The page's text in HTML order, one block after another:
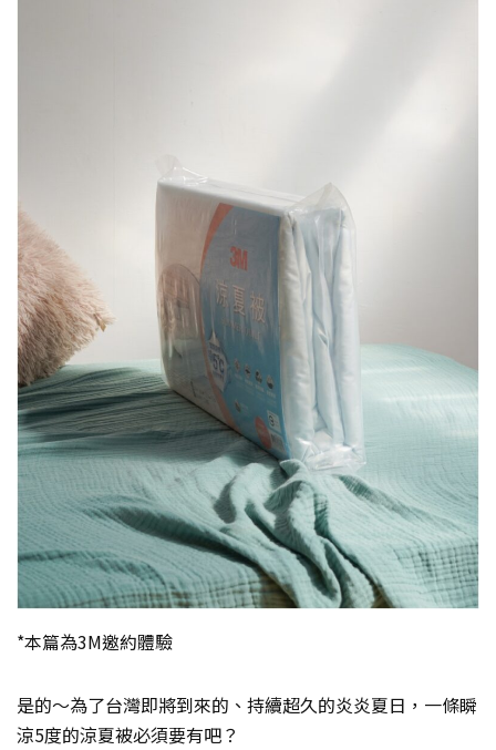
*本篇為3M邀約體驗
是的～為了台灣即將到來的、持續超久的炎炎夏日，一條瞬
涼5度的涼夏被必須要有吧？